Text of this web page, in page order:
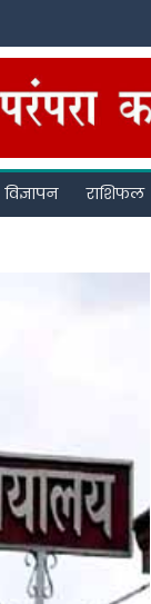
विज्ञापन राशिफल